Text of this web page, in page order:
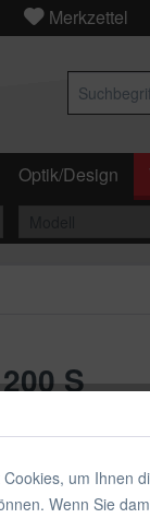
Merkzettel
Optik/Design
S
um Ihnen
Wenn Sie